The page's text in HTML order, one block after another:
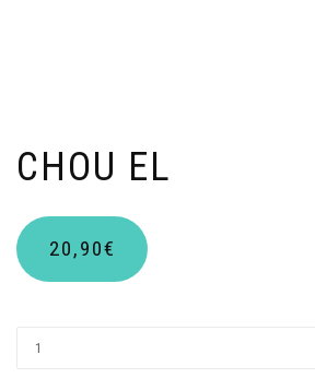
CHOU EL
20,90€